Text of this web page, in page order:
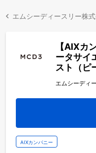
エムシーディースリー株
【AIXカ
ータサイ
スト（ピ
エムシーディ
AIXカンパニー